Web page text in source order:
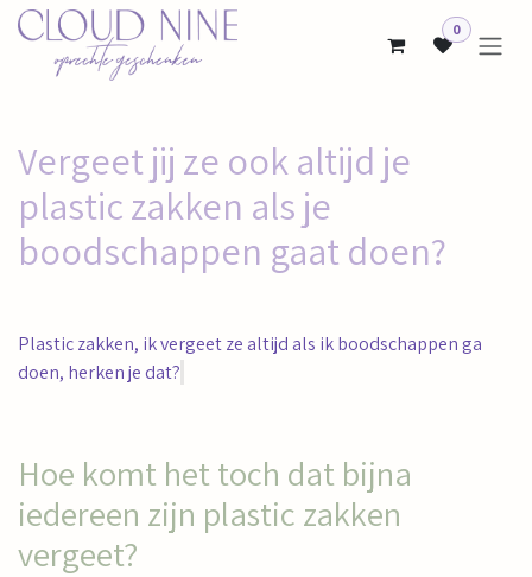
Overslaan naar inhoud
0
Vergeet jij ze ook altijd je
plastic zakken als je
boodschappen gaat doen?
Plastic zakken, ik vergeet ze altijd als ik boodschappen ga
doen, herken je dat?
Hoe komt het toch dat bijna
iedereen zijn plastic zakken
vergeet?